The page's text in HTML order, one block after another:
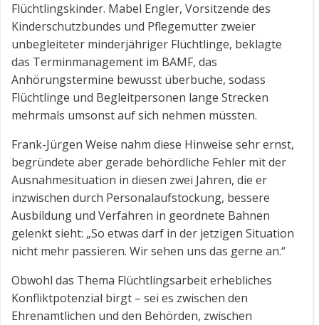
Flüchtlingskinder. Mabel Engler, Vorsitzende des
Kinderschutzbundes und Pflegemutter zweier
unbegleiteter minderjähriger Flüchtlinge, beklagte
das Terminmanagement im BAMF, das
Anhörungstermine bewusst überbuche, sodass
Flüchtlinge und Begleitpersonen lange Strecken
mehrmals umsonst auf sich nehmen müssten.
Frank-Jürgen Weise nahm diese Hinweise sehr ernst,
begründete aber gerade behördliche Fehler mit der
Ausnahmesituation in diesen zwei Jahren, die er
inzwischen durch Personalaufstockung, bessere
Ausbildung und Verfahren in geordnete Bahnen
gelenkt sieht: „So etwas darf in der jetzigen Situation
nicht mehr passieren. Wir sehen uns das gerne an.“
Obwohl das Thema Flüchtlingsarbeit erhebliches
Konfliktpotenzial birgt – sei es zwischen den
Ehrenamtlichen und den Behörden, zwischen